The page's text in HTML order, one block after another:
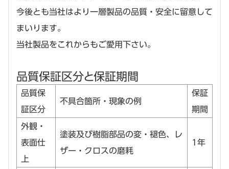
今後とも当社はより一層製品の品質・安全に留意して
まいります。
当社製品をこれからもご愛用下さい。
品質保証区分と保証期間
品質保
証区分
不具合箇所・現象の例
保証
期間
外観・
表面仕
上
塗装及び樹脂部品の変・褪色、レ
ザー・クロスの磨耗
1年